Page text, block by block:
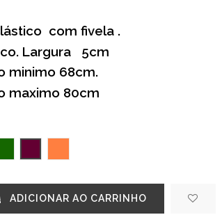
com fivela .
Largura 5cm
minimo 68cm.
maximo 80cm
ADICIONAR AO CARRINHO